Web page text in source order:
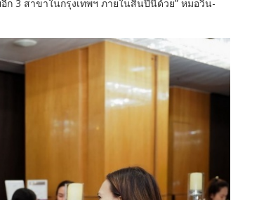
ก 3 สาขาในกรุงเทพฯ ภายในสิ้นปีนี้ด้วย” หมอวิน-